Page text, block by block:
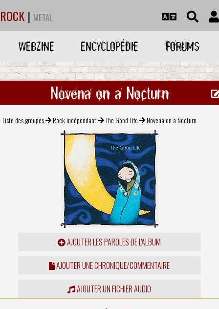
ROCK | METAL
WEBZINE ENCYCLOPÉDIE FORUMS
Novena on a Nocturn
Liste des groupes Rock indépendant The Good Life Novena on a Nocturn
AJOUTER LES PAROLES DE L'ALBUM
AJOUTER UNE CHRONIQUE/COMMENTAIRE
AJOUTER UN FICHIER AUDIO